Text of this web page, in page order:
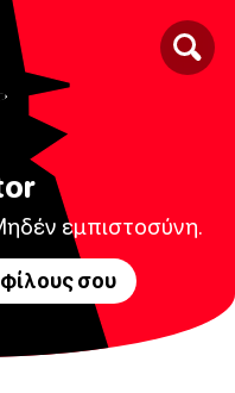
εμπιστοσύνη.
σου